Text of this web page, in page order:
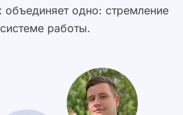
одно: стремление
работы.